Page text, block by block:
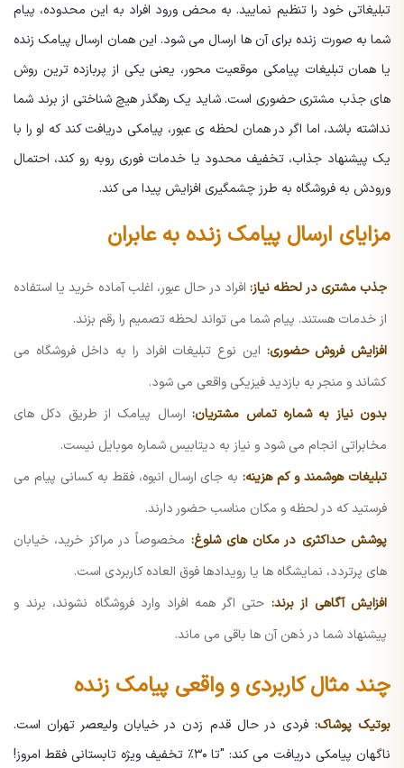
تبلیغاتی خود را تنظیم نمایید. به محض ورود افراد به این محدوده، پیام
شما به صورت زنده برای آن ها ارسال می شود. این همان ارسال پیامک زنده
یا همان تبلیغات پیامکی موقعیت محور، یعنی یکی از پربازده ترین روش
های جذب مشتری حضوری است. شاید یک رهگذر هیچ شناختی از برند شما
نداشته باشد، اما اگر در همان لحظه ی عبور، پیامکی دریافت کند که او را با
یک پیشنهاد جذاب، تخفیف محدود یا خدمات فوری روبه رو کند، احتمال
ورودش به فروشگاه به طرز چشمگیری افزایش پیدا می کند.
مزایای ارسال پیامک زنده به عابران
جذب مشتری در لحظه نیاز:افراد در حال عبور، اغلب آماده خرید یا استفاده
از خدمات هستند. پیام شما می تواند لحظه تصمیم را رقم بزند.
افزایش فروش حضوری: این نوع تبلیغات افراد را به داخل فروشگاه می
کشاند و منجر به بازدید فیزیکی واقعی می شود.
بدون نیاز به شماره تماس مشتریان:ارسال پیامک از طریق دکل های
مخابراتی انجام می شود و نیاز به دیتابیس شماره موبایل نیست.
تبلیغات هوشمند و کم هزینه:به جای ارسال انبوه، فقط به کسانی پیام می
فرستید که در لحظه و مکان مناسب حضور دارند.
پوشش حداکثری در مکان های شلوغ: مخصوصاً در مراکز خرید، خیابان
های پرتردد، نمایشگاه ها یا رویدادها فوق العاده کاربردی است.
افزایش آگاهی از برند: حتی اگر همه افراد وارد فروشگاه نشوند، برند و
پیشنهاد شما در ذهن آن ها باقی می ماند.
چند مثال کاربردی و واقعی پیامک زنده
بوتیک پوشاک: فردی در حال قدم زدن در خیابان ولیعصر تهران است.
ناگهان پیامکی دریافت می کند:
"تا ۳۰٪ تخفیف ویژه تابستانی فقط امروز!